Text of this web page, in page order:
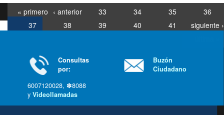
« primero ‹ anterior 33 34 35
36
37
38 39 40 41
siguiente ›
Consultas
por:
6007120028, ✽8088
y Videollamadas
Buzón
Ciudadano